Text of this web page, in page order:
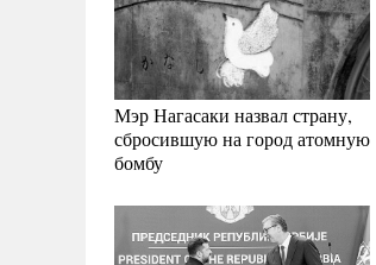
Мэр Нагасаки назвал страну,
сбросившую на город атомную
бомбу